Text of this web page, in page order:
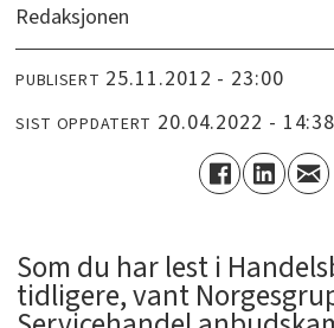
Redaksjonen
PUBLISERT 25.11.2012 - 23:00
SIST OPPDATERT 20.04.2022 - 14:38
Som du har lest i
tidligere, vant